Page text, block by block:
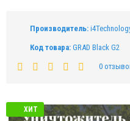
Производитель:
Код товара: GRAD Black G2
0
ХИТ